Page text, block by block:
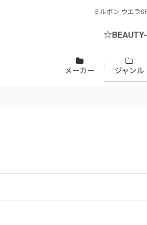
ミルボン ウエラ
☆BEAUTY-
メーカー ジャンル